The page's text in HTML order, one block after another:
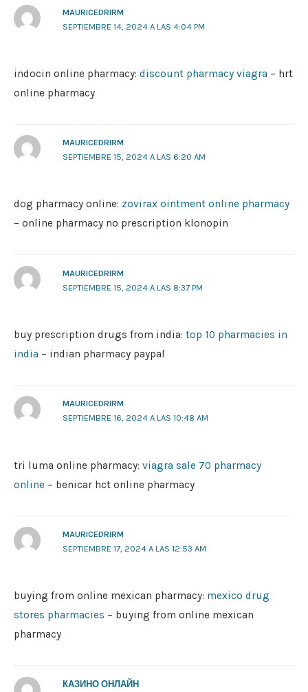
MAURICEDRIRM
SEPTIEMBRE 14, 2024 A LAS 4:04 PM
indocin online pharmacy: discount pharmacy viagra – hrt
online pharmacy
MAURICEDRIRM
SEPTIEMBRE 15, 2024 A LAS 6:20 AM
dog pharmacy online: zovirax ointment online pharmacy
– online pharmacy no prescription klonopin
MAURICEDRIRM
SEPTIEMBRE 15, 2024 A LAS 8:37 PM
buy prescription drugs from india: top 10 pharmacies in
india – indian pharmacy paypal
MAURICEDRIRM
SEPTIEMBRE 16, 2024 A LAS 10:48 AM
tri luma online pharmacy: viagra sale 70 pharmacy
online – benicar hct online pharmacy
MAURICEDRIRM
SEPTIEMBRE 17, 2024 A LAS 12:53 AM
buying from online mexican pharmacy: mexico drug
stores pharmacies – buying from online mexican
pharmacy
КАЗИНО ОНЛАЙН